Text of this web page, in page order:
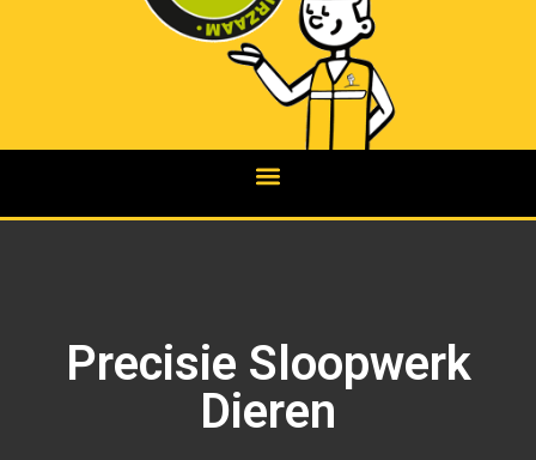
Precisie Sloopwerk
Dieren